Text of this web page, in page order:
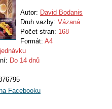
Autor: David Bodanis
Druh vazby: Vázaná
Počet stran: 168
Formát: A4
Do 14 dnů
Facebooku